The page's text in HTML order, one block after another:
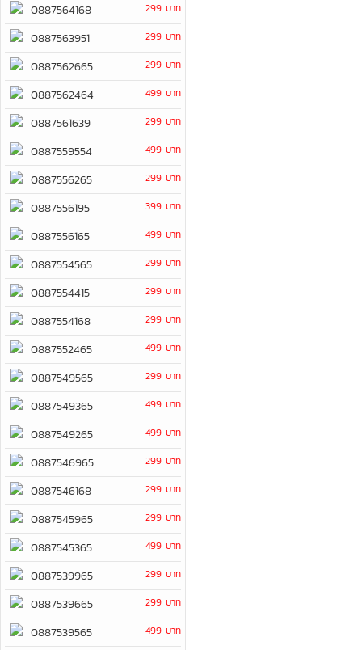
0887564168 299 บาท
0887563951 299 บาท
0887562665 299 บาท
0887562464 499 บาท
0887561639 299 บาท
0887559554 499 บาท
0887556265 299 บาท
0887556195 399 บาท
0887556165 499 บาท
0887554565 299 บาท
0887554415 299 บาท
0887554168 299 บาท
0887552465 499 บาท
0887549565 299 บาท
0887549365 499 บาท
0887549265 499 บาท
0887546965 299 บาท
0887546168 299 บาท
0887545965 299 บาท
0887545365 499 บาท
0887539965 299 บาท
0887539665 299 บาท
0887539565 499 บาท